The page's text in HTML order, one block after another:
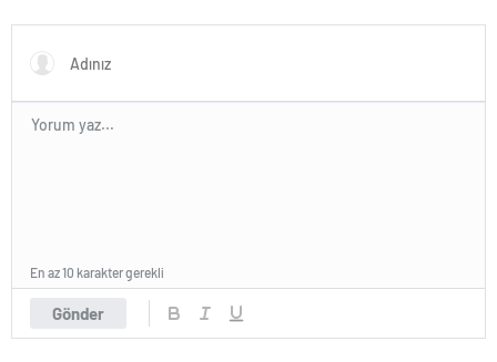
Gönder
En az 10 karakter gerekli